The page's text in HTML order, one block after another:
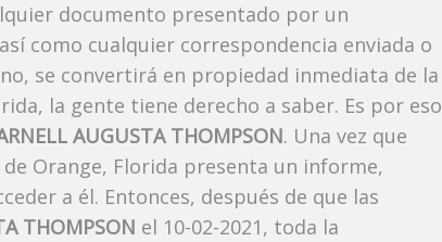
documento presentado por un
como cualquier correspondencia enviada o
se convertirá en propiedad inmediata de la
la gente tiene derecho a saber. Es por eso
AUGUSTA THOMPSON. Una vez que
Orange, Florida presenta un informe,
a él. Entonces, después de que las
THOMPSON el 10-02-2021, toda la